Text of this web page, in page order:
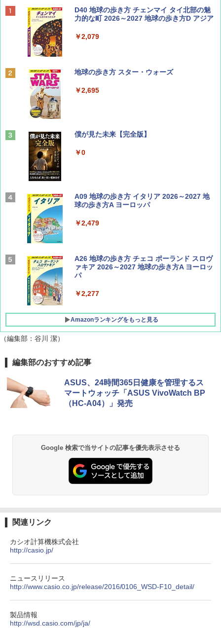
BE-PAL(ビ-パル) 2026年 9 月号【特別付録:
SOTO ミニマル"旅"財布 ランダム2種】
￥1,500
ディズニーファン ２０２６年 ９月号 [雑
山と溪谷 2026年8月号「南アルプス大全」
￥1,540
Coyote No.89 特集 星野道夫 夢見る旅
AIRLINE（エアライン）2026年9月号【特
集】ボーイング110周年を祝して！
D40 地球の歩き方 チェンマイ タイ北部の魅
力的な町 2026～2027 地球の歩き方D アジア
￥2,079
地球の歩き方 スター・ウォーズ
￥2,695
僕が見た未来【完全版】
￥0
A09 地球の歩き方 イタリア 2026～2027 地
球の歩き方A ヨーロッパ
￥2,479
A26 地球の歩き方 チェコ ポーランド スロヴ
ァキア 2026～2027 地球の歩き方A ヨーロッ
パ
￥2,277
Amazonランキングをもっと見る
[キャンパーズコレクション 山善] ポップアッ
プテント 傘みたいに広げて畳める パッとサ
ッとサンシェード キューブ フルクローズ メ
ッシュ 簡単設置 ワンタッチテント キャンプ
&ハイキング カーキ PATC-150(KH)
ト プライバシー テント 【中が透けない】 1
人用 折りたたみ 防災グッズ 災害用トイレ ビ
ーチ ピクニック ポップアップテント 携帯 簡
易 トイレテント (ブラック)
500002(88859)
[キャンパーズコレクション 山善] 傘みたいに
広げるだけ パッとサッとテント ブラックコ
ーティング フルクローズ メッシュ 3-4人用
GRANDOOR ステンレス保冷剤 2個セット 2
026リニューアル 急速冷凍 空間倍増 衛生的
コンパクト 保冷力長持ち
￥2,980
￥14,800
DEWEL パラソル 大型 ビーチ アウトドアパ
ラソル ガーデン サイトシート付 折りたたみ
【日本企業販売】超強力クマ対策スプレー 30
秒）射程5～10m 安全ロック搭載 携帯収納袋
付き ヒグマ・イノシシ対策 自治体・教育機
関の購入実績 登山・キャンプ・アウトドア・
（編集部：谷川 潔）
編集部のおすすめ記事
ASUS、24時間365日健康を管理するス
マートウォッチ「ASUS VivoWatch BP
（HC-A04）」発売
Google 検索で当サイトの記事を優先表示させる
関連リンク
カシオ計算機株式会社
http://casio.jp/
ニュースリリース
http://www.casio.co.jp/release/2016/0106_WSD-F10_detail/
製品情報
http://wsd.casio.com/jp/ja/